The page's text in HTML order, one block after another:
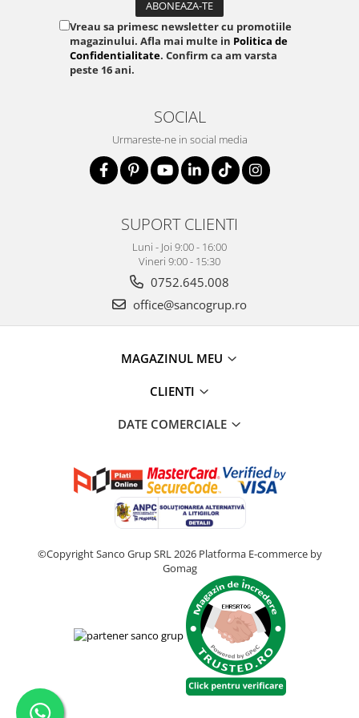
Vreau sa primesc newsletter cu promotiile
magazinului. Afla mai multe in Politica de
Confidentialitate. Confirm ca am varsta
peste 16 ani.
SOCIAL
Urmareste-ne in social media
SUPORT CLIENTI
Luni - Joi 9:00 - 16:00
Vineri 9:00 - 15:30
0752.645.008
office@sancogrup.ro
MAGAZINUL MEU
CLIENTI
DATE COMERCIALE
©Copyright Sanco Grup SRL 2026 Platforma E-commerce by
Gomag